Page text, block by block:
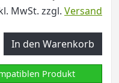
MwSt. zzgl. Versand
In den Warenkorb
Produkt